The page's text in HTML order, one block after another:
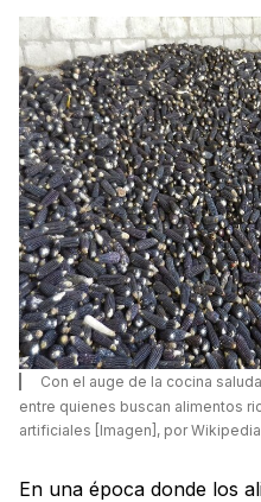
Con el auge de la cocina
entre quienes buscan alimentos
artificiales [Imagen], por
En una época donde los